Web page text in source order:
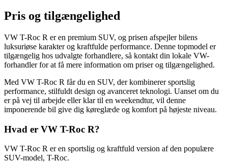
Pris og tilgængelighed
VW T-Roc R er en premium SUV, og prisen afspejler bilens
luksuriøse karakter og kraftfulde performance. Denne topmodel er
tilgængelig hos udvalgte forhandlere, så kontakt din lokale VW-
forhandler for at få mere information om priser og tilgængelighed.
Med VW T-Roc R får du en SUV, der kombinerer sportslig
performance, stilfuldt design og avanceret teknologi. Uanset om du
er på vej til arbejde eller klar til en weekendtur, vil denne
imponerende bil give dig køreglæde og komfort på højeste niveau.
Hvad er VW T-Roc R?
VW T-Roc R er en sportslig og kraftfuld version af den populære
SUV-model, T-Roc.